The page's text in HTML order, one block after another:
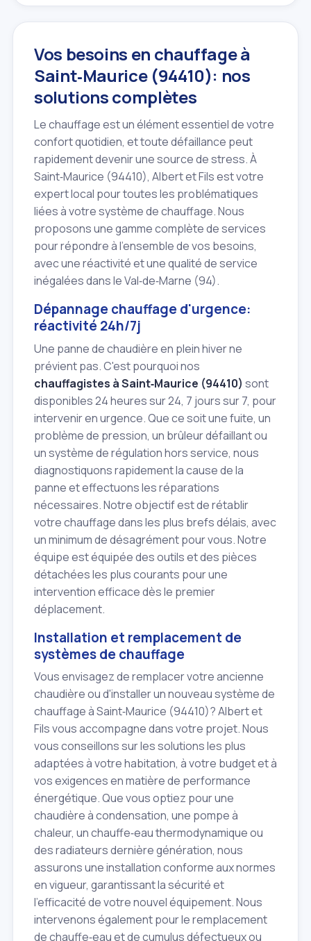
Vos besoins en chauffage à
Saint‑Maurice (94410): nos
solutions complètes
Le chauffage est un élément essentiel de votre
confort quotidien, et toute défaillance peut
rapidement devenir une source de stress. À
Saint‑Maurice (94410), Albert et Fils est votre
expert local pour toutes les problématiques
liées à votre système de chauffage. Nous
proposons une gamme complète de services
pour répondre à l'ensemble de vos besoins,
avec une réactivité et une qualité de service
inégalées dans le Val‑de‑Marne (94).
Dépannage chauffage d'urgence:
réactivité 24h/7j
Une panne de chaudière en plein hiver ne
prévient pas. C'est pourquoi nos
chauffagistes à Saint‑Maurice (94410) sont
disponibles 24 heures sur 24, 7 jours sur 7, pour
intervenir en urgence. Que ce soit une fuite, un
problème de pression, un brûleur défaillant ou
un système de régulation hors service, nous
diagnostiquons rapidement la cause de la
panne et effectuons les réparations
nécessaires. Notre objectif est de rétablir
votre chauffage dans les plus brefs délais, avec
un minimum de désagrément pour vous. Notre
équipe est équipée des outils et des pièces
détachées les plus courants pour une
intervention efficace dès le premier
déplacement.
Installation et remplacement de
systèmes de chauffage
Vous envisagez de remplacer votre ancienne
chaudière ou d'installer un nouveau système de
chauffage à Saint‑Maurice (94410)? Albert et
Fils vous accompagne dans votre projet. Nous
vous conseillons sur les solutions les plus
adaptées à votre habitation, à votre budget et à
vos exigences en matière de performance
énergétique. Que vous optiez pour une
chaudière à condensation, une pompe à
chaleur, un chauffe‑eau thermodynamique ou
des radiateurs dernière génération, nous
assurons une installation conforme aux normes
en vigueur, garantissant la sécurité et
l'efficacité de votre nouvel équipement. Nous
intervenons également pour le remplacement
de chauffe‑eau et de cumulus défectueux ou